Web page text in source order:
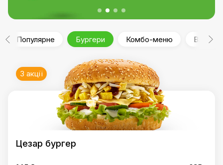
Популярне Бургери Комбо-меню Власна
3 акції
Цезар бургер